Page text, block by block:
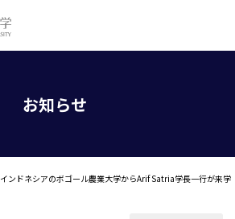
お知らせ
インドネシアのボゴール農業大学からArif Satria学長一行が来学